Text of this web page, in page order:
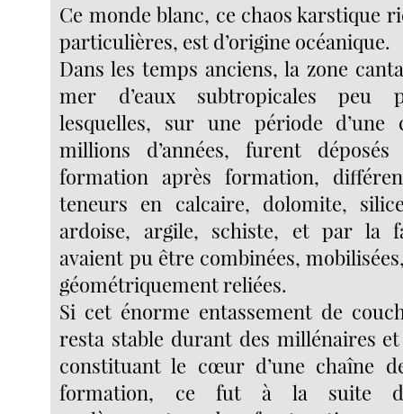
Ce monde blanc, ce chaos karstique
particulières, est d’origine océanique.
Dans les temps anciens, la zone
mer d’eaux subtropicales peu
lesquelles, sur une période d’une
millions d’années, furent déposés
formation après formation,
teneurs en calcaire, dolomite,
ardoise, argile, schiste, et par la
avaient pu être combinées,
géométriquement reliées.
Si cet énorme entassement de
resta stable durant des millénaires
constituant le cœur d’une chaîne
formation, ce fut à la suite